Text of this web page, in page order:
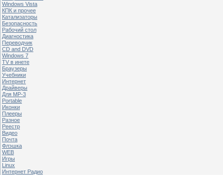
Windows Vista
КПК и прочее
Катализаторы
Безопасность
Рабочий стол
Диагностика
Переводчик
CD and DVD
Windows 7
TV в инете
Браузеры
Учебники
Интернет
Драйверы
Для MP-3
Portable
Иконки
Плееры
Разное
Реестр
Видео
Почта
Флэшка
WEB
Игры
Linux
Интернет Радио